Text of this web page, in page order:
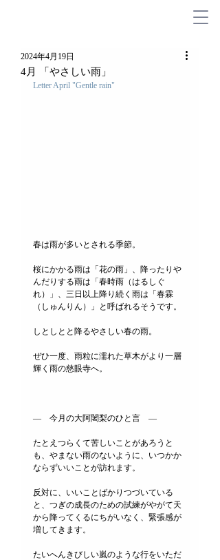
4月 「やさしい雨」
2024年4月19日
Letter April "Gentle rain"
春は雨が多いとされる季節。
桜にかかる雨は「花の雨」、降ったりや
んだりする雨は「春時雨（はるしぐ
れ）」、三日以上降り続く雨は「春霖
（しゅんりん）」と呼ばれるそうです。
しとしとと降るやさしい春の雨。
ぜひ一度、雨粒に濡れた草木がより一層
輝く雨の慈眼寺へ。
―　今月の大阿闍梨のひと言　―
たとえつらくて苦しいことがあろうと
も、やまない雨のないように、いつかか
ならずいいことが訪れます。
反対に、いいことばかりつづいている
と、つぎの成長のための試練がやがて天
から降ってくるにちがいなく、緊張感が
増してきます。
たいへんきびしい嵐のような行をいただ